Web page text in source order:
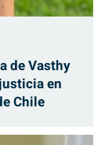
de Vasthy
en
Chile